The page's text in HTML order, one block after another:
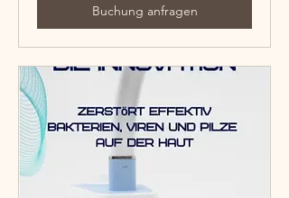
Buchung anfragen